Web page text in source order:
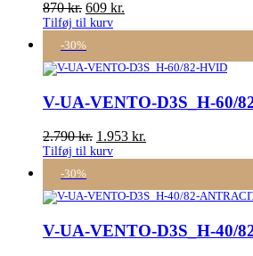
870kr. 609 kr.
Tilføj til kurv
-30%
V-UA-VENTO-D3S_H-60/
2.790kr. 1.953 kr.
Tilføj til kurv
-30%
V-UA-VENTO-D3S_H-40/